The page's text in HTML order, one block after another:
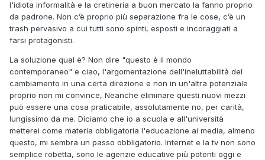
l'idiota informalità e la cretineria a buon mercato la fanno proprio
da padrone. Non c’è proprio più separazione fra le cose, c’è un
trash pervasivo a cui tutti sono spinti, esposti e incoraggiati a
farsi protagonisti.
La soluzione qual è? Non dire "questo è il mondo
contemporaneo" e ciao, l'argomentazione dell'ineluttabilità del
cambiamento in una certa direzione e non in un'altra potenziale
proprio non mi convince, Neanche eliminare questi nuovi mezzi
può essere una cosa praticabile, assolutamente no, per carità,
lungissimo da me. Diciamo che io a scuola e all'università
metterei come materia obbligatoria l'educazione ai media, almeno
questo, mi sembra un passo obbligatorio. Internet e la tv non sono
semplice robetta, sono le agenzie educative più potenti oggi e